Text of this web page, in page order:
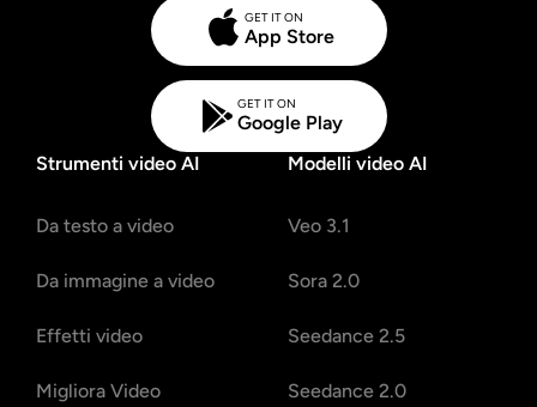
GET IT ON
App Store
GET IT ON
Google Play
Strumenti video AI
Da testo a video
Da immagine a video
Effetti video
Migliora Video
Modelli video AI
Veo 3.1
Sora 2.0
Seedance 2.5
Seedance 2.0